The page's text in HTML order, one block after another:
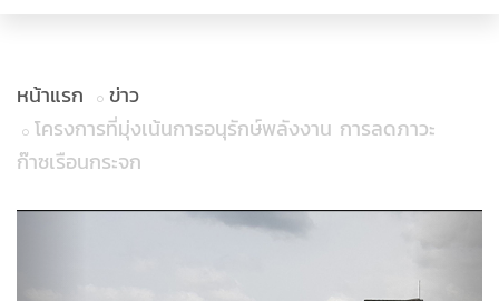
หน้าแรก
ข่าว
โครงการที่มุ่งเน้นการอนุรักษ์พลังงาน การลดภาวะ
ก๊าซเรือนกระจก